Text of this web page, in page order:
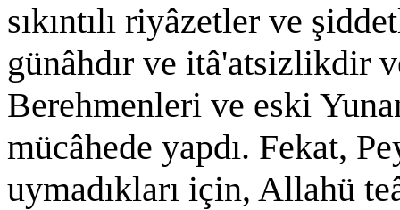
sıkıntılı riyâzetler ve
günâhdır ve itâ'atsizlikdir
Berehmenleri ve eski
mücâhede yapdı. Fekat,
uymadıkları için, Allahü